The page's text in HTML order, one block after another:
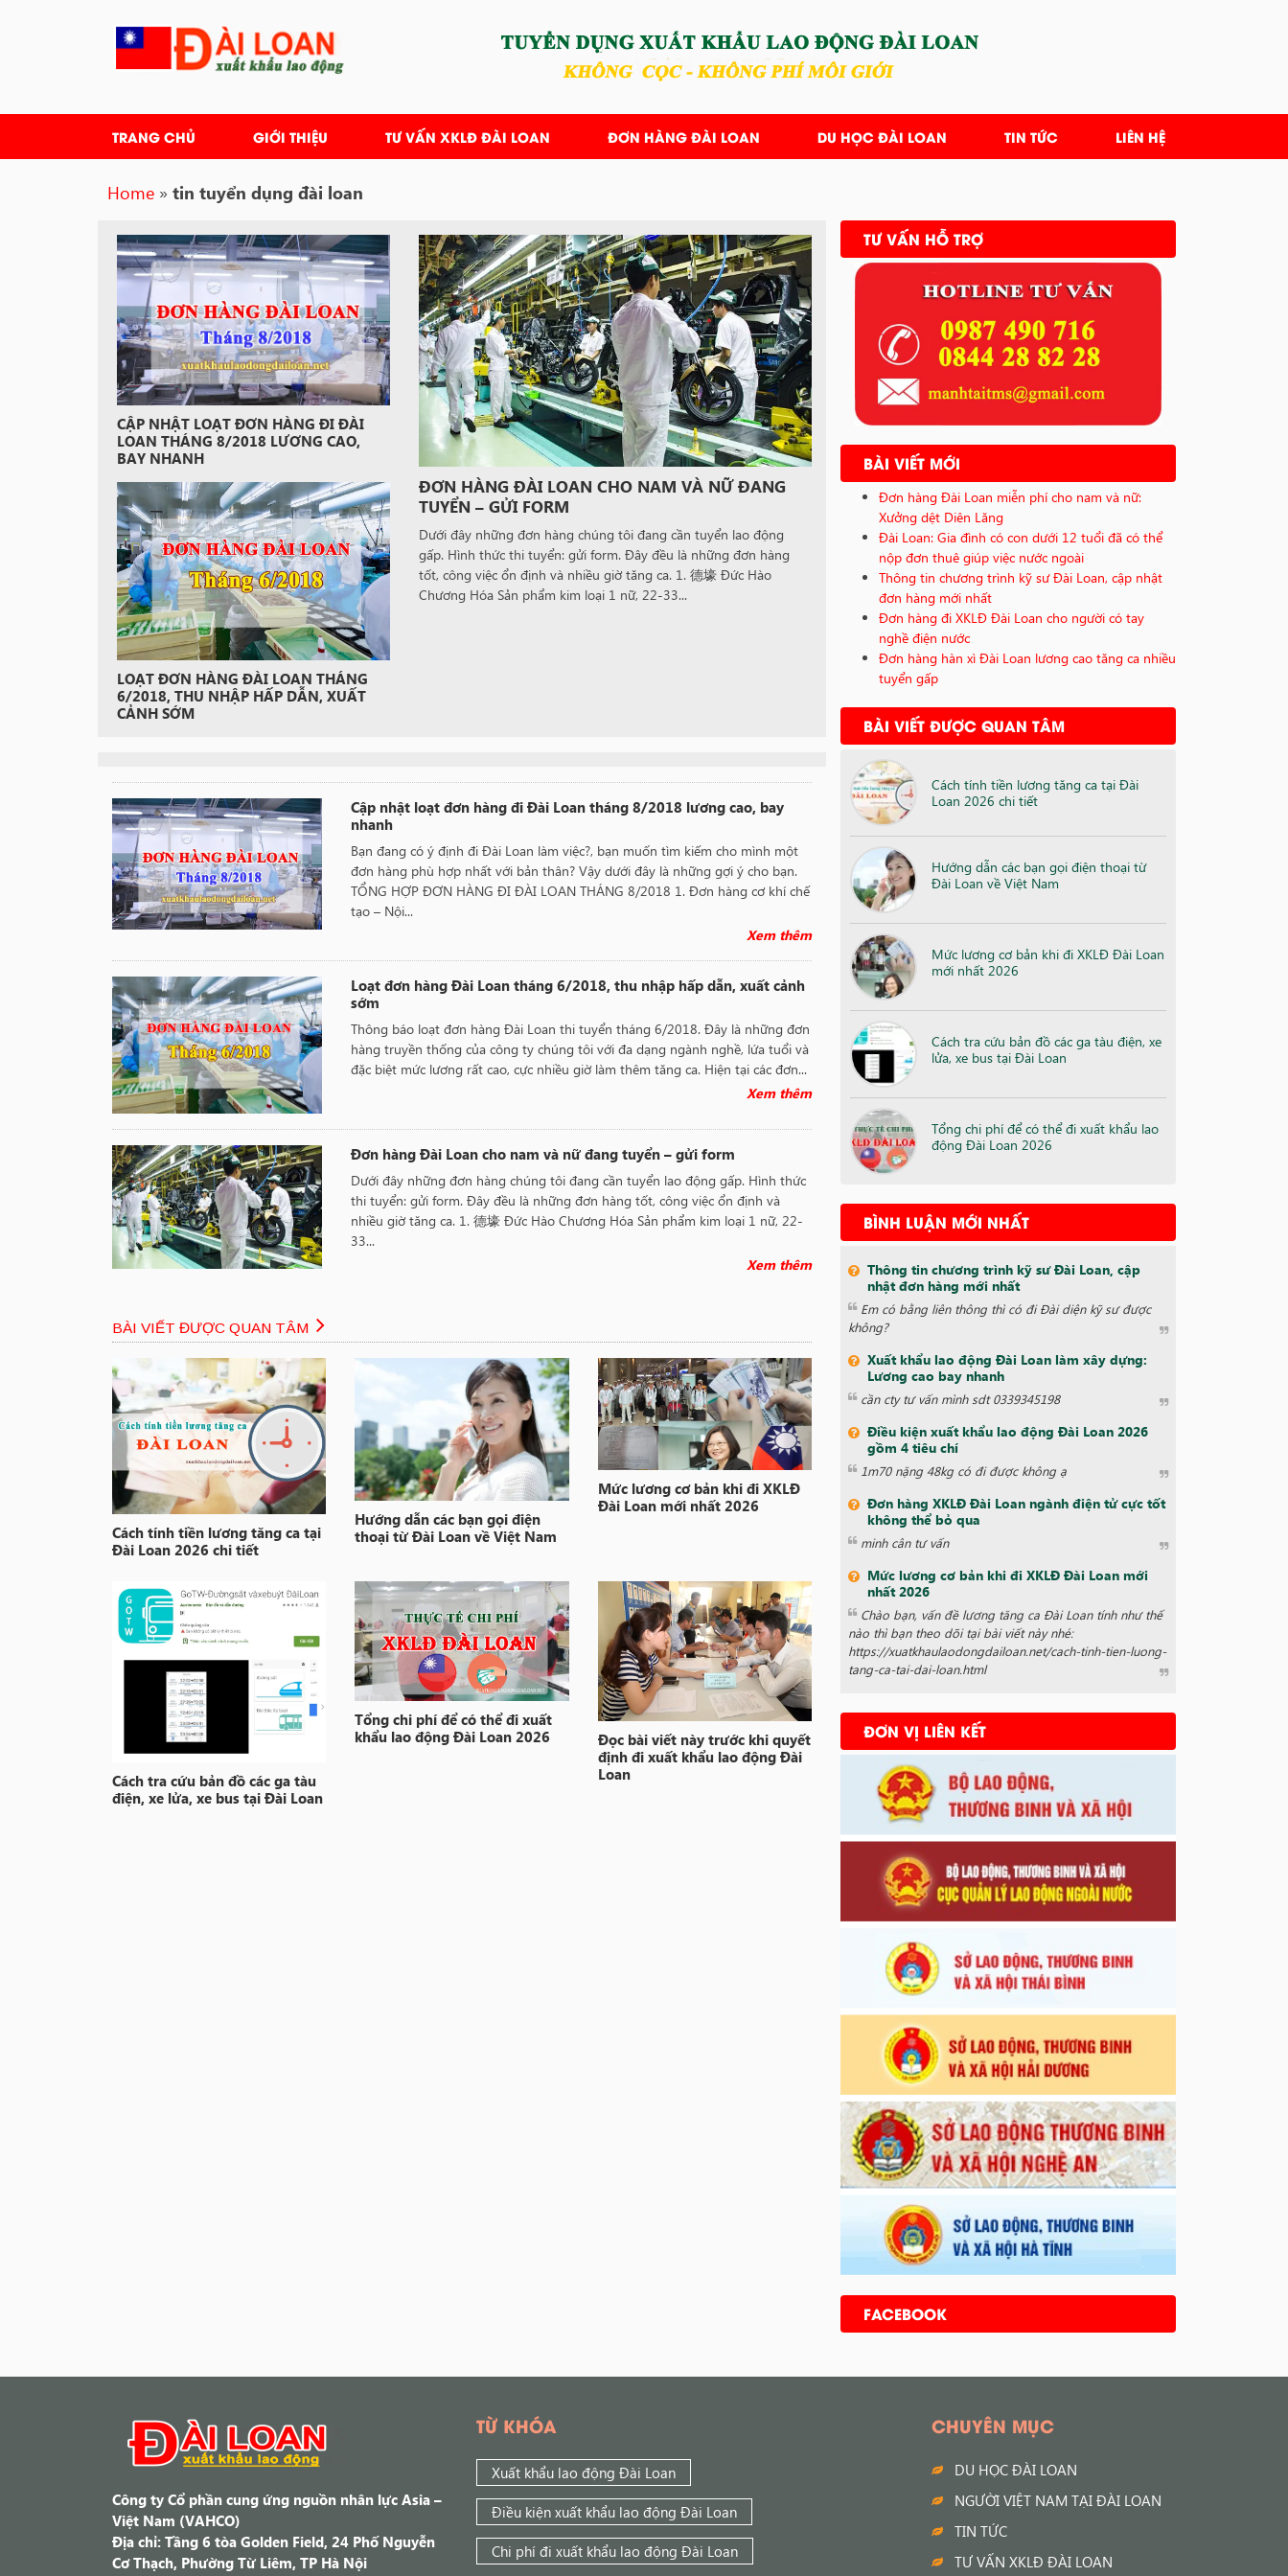
TRANG CHỦ GIỚI THIỆU TƯ VẤN XKLĐ ĐÀI LOAN ĐƠN HÀNG ĐÀI LOAN DU HỌC ĐÀI LOAN TIN TỨC LIÊN HỆ
Home » tin tuyển dụng đài loan
CẬP NHẬT LOẠT ĐƠN HÀNG ĐI ĐÀI
LOAN THÁNG 8/2018 LƯƠNG CAO,
BAY NHANH
LOẠT ĐƠN HÀNG ĐÀI LOAN THÁNG
6/2018, THU NHẬP HẤP DẪN, XUẤT
CẢNH SỚM
ĐƠN HÀNG ĐÀI LOAN CHO NAM VÀ NỮ ĐANG
TUYỂN – GỬI FORM
Dưới đây những đơn hàng chúng tôi đang cần tuyển lao động
gấp. Hình thức thi tuyển: gửi form. Đây đều là những đơn hàng
tốt, công việc ổn định và nhiều giờ tăng ca. 1. 德壕 Đức Hào
Chương Hóa Sản phẩm kim loại 1 nữ, 22-33...
Cập nhật loạt đơn hàng đi Đài Loan tháng 8/2018 lương cao, bay
nhanh
Bạn đang có ý định đi Đài Loan làm việc?, bạn muốn tìm kiếm cho mình một
đơn hàng phù hợp nhất với bản thân? Vậy dưới đây là những gợi ý cho bạn.
TỔNG HỢP ĐƠN HÀNG ĐI ĐÀI LOAN THÁNG 8/2018 1. Đơn hàng cơ khí chế
tạo – Nội...
Xem thêm
Loạt đơn hàng Đài Loan tháng 6/2018, thu nhập hấp dẫn, xuất cảnh
sớm
Thông báo loạt đơn hàng Đài Loan thi tuyển tháng 6/2018. Đây là những đơn
hàng truyền thống của công ty chúng tôi với đa dạng ngành nghề, lứa tuổi và
đặc biệt mức lương rất cao, cực nhiều giờ làm thêm tăng ca. Hiện tại các đơn...
Xem thêm
Đơn hàng Đài Loan cho nam và nữ đang tuyển – gửi form
Dưới đây những đơn hàng chúng tôi đang cần tuyển lao động gấp. Hình thức
thi tuyển: gửi form. Đây đều là những đơn hàng tốt, công việc ổn định và
nhiều giờ tăng ca. 1. 德壕 Đức Hào Chương Hóa Sản phẩm kim loại 1 nữ, 22-
33...
Xem thêm
BÀI VIẾT ĐƯỢC QUAN TÂM
Cách tính tiền lương tăng ca tại
Đài Loan 2026 chi tiết
Hướng dẫn các bạn gọi điện
thoại từ Đài Loan về Việt Nam
Mức lương cơ bản khi đi XKLĐ
Đài Loan mới nhất 2026
Cách tra cứu bản đồ các ga tàu
điện, xe lửa, xe bus tại Đài Loan
Tổng chi phí để có thể đi xuất
khẩu lao động Đài Loan 2026
Đọc bài viết này trước khi quyết
định đi xuất khẩu lao động Đài
Loan
TƯ VẤN HỖ TRỢ
BÀI VIẾT MỚI
Đơn hàng Đài Loan miễn phí cho nam và nữ:
Xưởng dệt Diên Lăng
Đài Loan: Gia đình có con dưới 12 tuổi đã có thể
nộp đơn thuê giúp việc nước ngoài
Thông tin chương trình kỹ sư Đài Loan, cập nhật
đơn hàng mới nhất
Đơn hàng đi XKLĐ Đài Loan cho người có tay
nghề điện nước
Đơn hàng hàn xì Đài Loan lương cao tăng ca nhiều
tuyển gấp
BÀI VIẾT ĐƯỢC QUAN TÂM
Cách tính tiền lương tăng ca tại Đài
Loan 2026 chi tiết
Hướng dẫn các bạn gọi điện thoại từ
Đài Loan về Việt Nam
Mức lương cơ bản khi đi XKLĐ Đài Loan
mới nhất 2026
Cách tra cứu bản đồ các ga tàu điện, xe
lửa, xe bus tại Đài Loan
Tổng chi phí để có thể đi xuất khẩu lao
động Đài Loan 2026
BÌNH LUẬN MỚI NHẤT
Thông tin chương trình kỹ sư Đài Loan, cập
nhật đơn hàng mới nhất
Em có bằng liên thông thì có đi Đài diện kỹ sư được
không?
Xuất khẩu lao động Đài Loan làm xây dựng:
Lương cao bay nhanh
cần cty tư vấn mình sdt 0339345198
Điều kiện xuất khẩu lao động Đài Loan 2026
gồm 4 tiêu chí
1m70 nặng 48kg có đi được không ạ
Đơn hàng XKLĐ Đài Loan ngành điện tử cực tốt
không thể bỏ qua
minh cân tư vấn
Mức lương cơ bản khi đi XKLĐ Đài Loan mới
nhất 2026
Chào bạn, vấn đề lương tăng ca Đài Loan tính như thế
nào thì bạn theo dõi tại bài viết này nhé:
https://xuatkhaulaodongdailoan.net/cach-tinh-tien-luong-
tang-ca-tai-dai-loan.html
ĐƠN VỊ LIÊN KẾT
FACEBOOK
Công ty Cổ phần cung ứng nguồn nhân lực Asia –
Việt Nam (VAHCO)
Địa chỉ: Tầng 6 tòa Golden Field, 24 Phố Nguyễn
Cơ Thạch, Phường Từ Liêm, TP Hà Nội
TỪ KHÓA
Xuất khẩu lao động Đài Loan
Điều kiện xuất khẩu lao động Đài Loan
Chi phí đi xuất khẩu lao động Đài Loan
CHUYÊN MỤC
DU HỌC ĐÀI LOAN
NGƯỜI VIỆT NAM TẠI ĐÀI LOAN
TIN TỨC
TƯ VẤN XKLĐ ĐÀI LOAN